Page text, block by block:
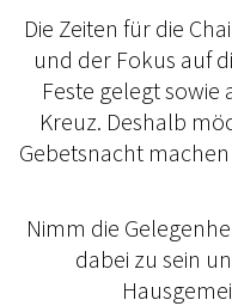
Die Zeiten für die
und der Fokus auf
Feste gelegt sowie
Kreuz. Deshalb
Gebetsnacht
Nimm die
dabei zu sein